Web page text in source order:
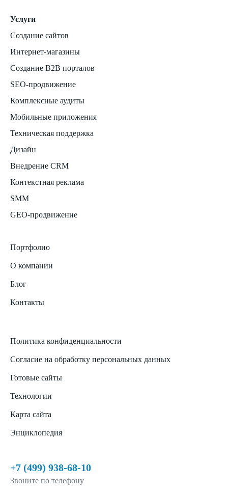
Услуги
Создание сайтов
Интернет-магазины
Создание B2B порталов
SEO-продвижение
Комплексные аудиты
Мобильные приложения
Техническая поддержка
Дизайн
Внедрение CRM
Контекстная реклама
SMM
GEO-продвижение
Портфолио
О компании
Блог
Контакты
Политика конфиденциальности
Согласие на обработку персональных данных
Готовые сайты
Технологии
Карта сайта
Энциклопедия
+7 (499) 938-68-10
Звоните по телефону